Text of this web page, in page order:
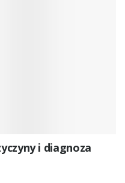
i diagnoza